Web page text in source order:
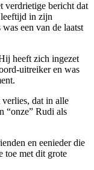
verdrietige bericht dat
in zijn
een van de laatst
heeft zich ingezet
uitreiker en was
dat in alle
“onze” Rudi als
en eenieder die
toe met dit grote